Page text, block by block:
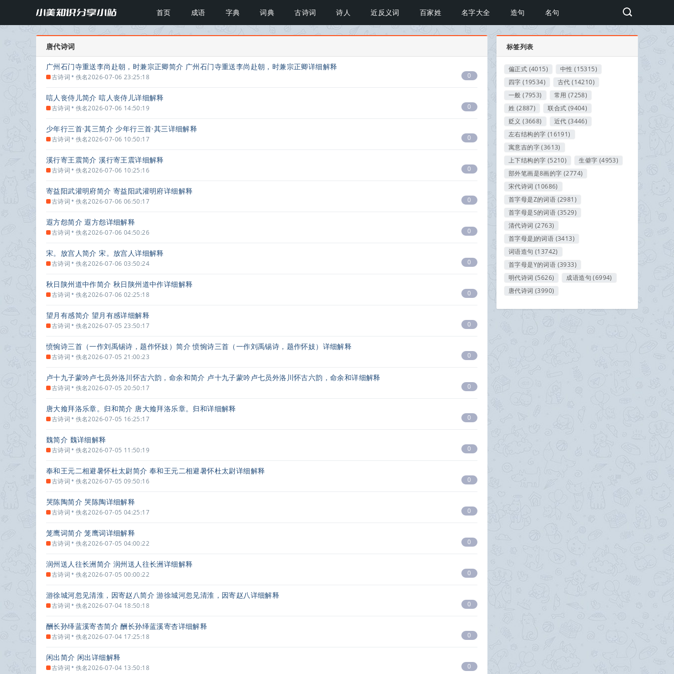
首页 成语 字典 词典 古诗词 诗人 近反义词 百家姓 名字大全 造句 名句
唐代诗词
广州石门寺重送李尚赴朝，时兼宗正卿简介 广州石门寺重送李尚赴朝，时兼宗正卿详细解释
古诗词 • 佚名2026-07-06 23:25:18 0
唁人丧侍儿简介 唁人丧侍儿详细解释
古诗词 • 佚名2026-07-06 14:50:19 0
少年行三首·其三简介 少年行三首·其三详细解释
古诗词 • 佚名2026-07-06 10:50:17 0
溪行寄王震简介 溪行寄王震详细解释
古诗词 • 佚名2026-07-06 10:25:16 0
寄益阳武灌明府简介 寄益阳武灌明府详细解释
古诗词 • 佚名2026-07-06 06:50:17 0
遐方怨简介 遐方怨详细解释
古诗词 • 佚名2026-07-06 04:50:26 0
宋。放宫人简介 宋。放宫人详细解释
古诗词 • 佚名2026-07-06 03:50:24 0
秋日陕州道中作简介 秋日陕州道中作详细解释
古诗词 • 佚名2026-07-06 02:25:18 0
望月有感简介 望月有感详细解释
古诗词 • 佚名2026-07-05 23:50:17 0
愤惋诗三首（一作刘禹锡诗，题作怀妓）简介 愤惋诗三首（一作刘禹锡诗，题作怀妓）详细解释
古诗词 • 佚名2026-07-05 21:00:23 0
卢十九子蒙吟卢七员外洛川怀古六韵，命余和简介 卢十九子蒙吟卢七员外洛川怀古六韵，命余和详细解释
古诗词 • 佚名2026-07-05 20:50:17 0
唐大飨拜洛乐章。归和简介 唐大飨拜洛乐章。归和详细解释
古诗词 • 佚名2026-07-05 16:25:17 0
魏简介 魏详细解释
古诗词 • 佚名2026-07-05 11:50:19 0
奉和王元二相避暑怀杜太尉简介 奉和王元二相避暑怀杜太尉详细解释
古诗词 • 佚名2026-07-05 09:50:16 0
哭陈陶简介 哭陈陶详细解释
古诗词 • 佚名2026-07-05 04:25:17 0
笼鹰词简介 笼鹰词详细解释
古诗词 • 佚名2026-07-05 04:00:22 0
润州送人往长洲简介 润州送人往长洲详细解释
古诗词 • 佚名2026-07-05 00:00:22 0
游徐城河忽见清淮，因寄赵八简介 游徐城河忽见清淮，因寄赵八详细解释
古诗词 • 佚名2026-07-04 18:50:18 0
酬长孙绎蓝溪寄杏简介 酬长孙绎蓝溪寄杏详细解释
古诗词 • 佚名2026-07-04 17:25:18 0
闲出简介 闲出详细解释
古诗词 • 佚名2026-07-04 13:50:18 0
标签列表
偏正式 (4015) 中性 (15315)
四字 (19534) 古代 (14210)
一般 (7953) 常用 (7258)
姓 (2887) 联合式 (9404)
贬义 (3668) 近代 (3446)
左右结构的字 (16191)
寓意吉的字(3613)
上下结构的字 (5210) 生僻字 (4953)
部外笔画是8画的字 (2774)
宋代诗词 (10686)
首字母是Z的词语 (2981)
首字母是S的词语 (3529)
清代诗词 (2763)
首字母是J的词语 (3413)
词语造句 (13742)
首字母是Y的词语 (3933)
明代诗词 (5626) 成语造句 (6994)
唐代诗词 (3990)